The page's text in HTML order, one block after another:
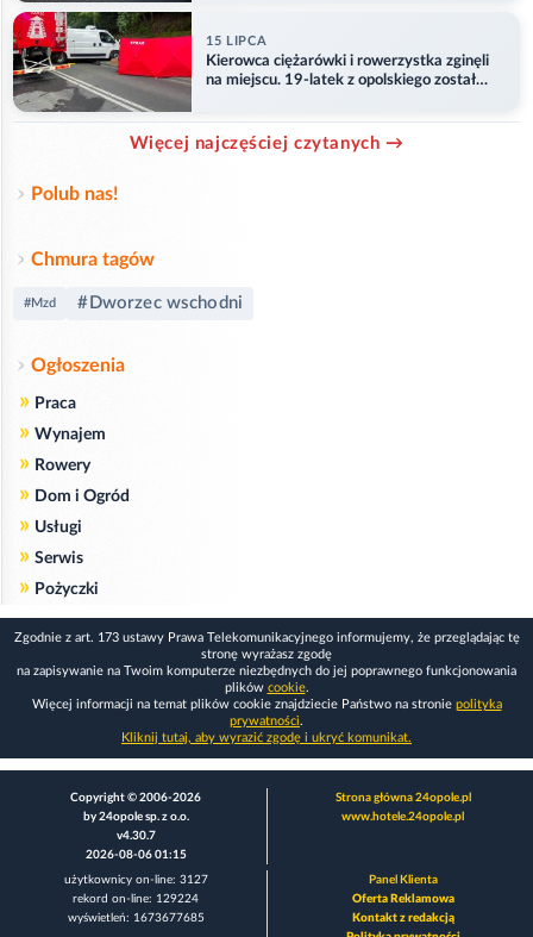
15 LIPCA
Kierowca ciężarówki i rowerzystka zginęli
na miejscu. 19-latek z opolskiego został
Więcej najczęściej czytanych →
Polub nas!
Chmura tagów
#Mzd #Dworzec wschodni
Ogłoszenia
» Praca
» Wynajem
» Rowery
» Dom i Ogród
» Usługi
» Serwis
» Pożyczki
Zgodnie z art. 173 ustawy Prawa Telekomunikacyjnego informujemy, że przeglądając tę
stronę wyrażasz zgodę
na zapisywanie na Twoim komputerze niezbędnych do jej poprawnego funkcjonowania
plików cookie.
Więcej informacji na temat plików cookie znajdziecie Państwo na stronie polityka
prywatności.
Kliknij tutaj, aby wyrazić zgodę i ukryć komunikat.
Copyright © 2006-2026
by 24opole sp. z o.o.
v4.30.7
2026-08-06 01:15
Strona główna 24opole.pl
www.hotele.24opole.pl
użytkownicy on-line: 3127
rekord on-line: 129224
wyświetleń: 1673677685
Panel Klienta
Oferta Reklamowa
Kontakt z redakcją